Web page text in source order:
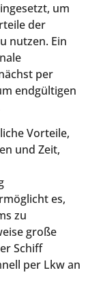
um
der
nutzen. Ein
per
endgültigen
Vorteile,
und Zeit,
es,
zu
große
Schiff
per Lkw an